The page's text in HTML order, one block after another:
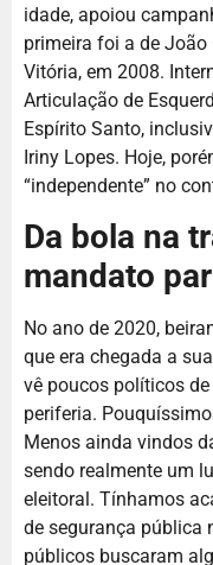
idade, apoiou
primeira foi a de João
Vitória, em 2008.
Articulação de
Espírito Santo,
Iriny Lopes. Hoje,
“independente” no
Da bola na
mandato
No ano de 2020,
que era chegada a
vê poucos políticos
periferia.
Menos ainda vindos
sendo realmente um
eleitoral. Tínhamos
de segurança pública
públicos buscaram